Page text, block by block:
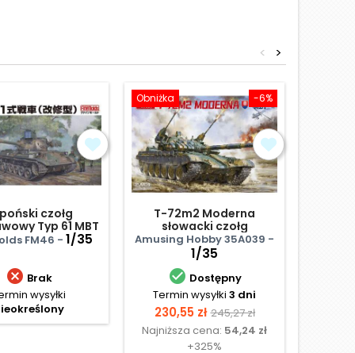
>
<
czołg
Typ 61 MBT
Upgraded
FM46 - 1/35
 Brak
wysyłki
-6%
Obniżka
T-72m2 Moderna
słowacki czołg
podstawowy
Amusing Hobby 35A039 -
1/35
 Dostępny
Termin wysyłki 3 dni
Cena
230,55 zł Cena
podstawowa
245,27 zł
Najniższa cena: 54,24 zł
+325%